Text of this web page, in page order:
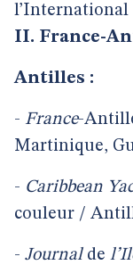
l’International
II. France-
Antilles :
- France-
Martinique,
- Caribbean
couleur /
- Journalde